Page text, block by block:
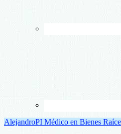
AlejandroPI Médico en Bienes